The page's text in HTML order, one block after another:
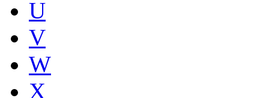
U
V
W
X